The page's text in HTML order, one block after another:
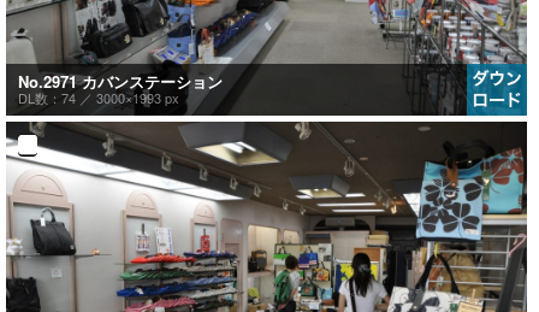
No.2971 カバンステーション
DL数：74 ／ 3000×1993 px